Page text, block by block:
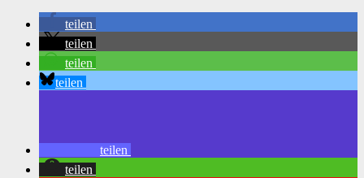
teilen
teilen
teilen
teilen
teilen
teilen